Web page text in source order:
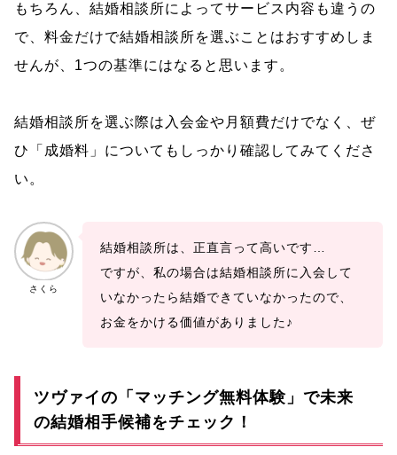
もちろん、結婚相談所によってサービス内容も違うの
で、料金だけで結婚相談所を選ぶことはおすすめしま
せんが、1つの基準にはなると思います。
結婚相談所を選ぶ際は入会金や月額費だけでなく、ぜ
ひ「成婚料」についてもしっかり確認してみてくださ
い。
さくら
結婚相談所は、正直言って高いです…
ですが、私の場合は結婚相談所に入会して
いなかったら結婚できていなかったので、
お金をかける価値がありました♪
ツヴァイの「マッチング無料体験」で未来
の結婚相手候補をチェック！